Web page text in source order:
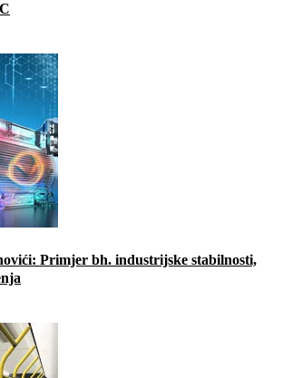
Primjer bh. industrijske stabilnosti,